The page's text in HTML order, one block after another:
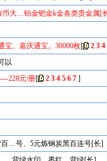
大....铂金钯金k金各类贵金属[
宝。嘉庆通宝。30000枚[ 2 3 4
以
228元/册[ 2 3 4 5 6 7]
....号、5元炼钢炭黑百连号[长]